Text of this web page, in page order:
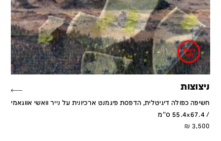
ניצוצות
חשיפה כפולה דיגיטלית, הדפסת פיגמנט ארכיונית על נייר וואשי אווגאמי
/ 55.4x67.4 ס''מ
3,500
₪